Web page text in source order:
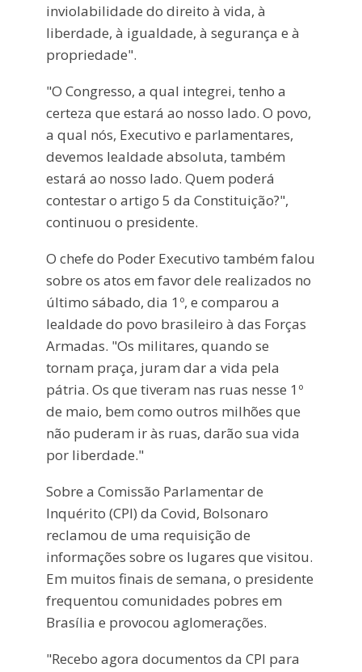
inviolabilidade do direito à vida, à
liberdade, à igualdade, à segurança e à
propriedade".
"O Congresso, a qual integrei, tenho a
certeza que estará ao nosso lado. O povo,
a qual nós, Executivo e parlamentares,
devemos lealdade absoluta, também
estará ao nosso lado. Quem poderá
contestar o artigo 5 da Constituição?",
continuou o presidente.
O chefe do Poder Executivo também falou
sobre os atos em favor dele realizados no
último sábado, dia 1º, e comparou a
lealdade do povo brasileiro à das Forças
Armadas. "Os militares, quando se
tornam praça, juram dar a vida pela
pátria. Os que tiveram nas ruas nesse 1º
de maio, bem como outros milhões que
não puderam ir às ruas, darão sua vida
por liberdade."
Sobre a Comissão Parlamentar de
Inquérito (CPI) da Covid, Bolsonaro
reclamou de uma requisição de
informações sobre os lugares que visitou.
Em muitos finais de semana, o presidente
frequentou comunidades pobres em
Brasília e provocou aglomerações.
"Recebo agora documentos da CPI para